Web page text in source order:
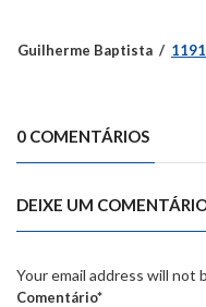
Guilherme Baptista
0 COMENTÁRIOS
DEIXE UM
Your email address will not
Comentário*